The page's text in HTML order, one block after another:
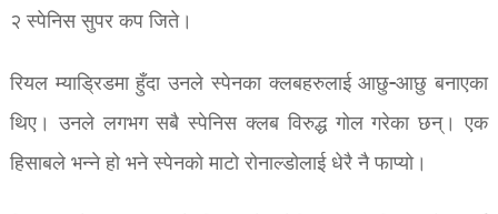
२ स्पेनिस सुपर कप जिते।
रियल म्याड्रिडमा हुँदा उनले स्पेनका क्लबहरुलाई आछु-आछु बनाएका
थिए। उनले लगभग सबै स्पेनिस क्लब विरुद्ध गोल गरेका छन्। एक
हिसाबले भन्ने हो भने स्पेनको माटो रोनाल्डोलाई धेरै नै फाप्यो।